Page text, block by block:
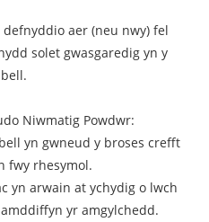
aer (neu nwy) fel
solet gwasgaredig yn y
Niwmatig Powdwr:
yn gwneud y broses crefft
fwy rhesymol.
yn arwain at ychydig o lwch
yr amgylchedd.